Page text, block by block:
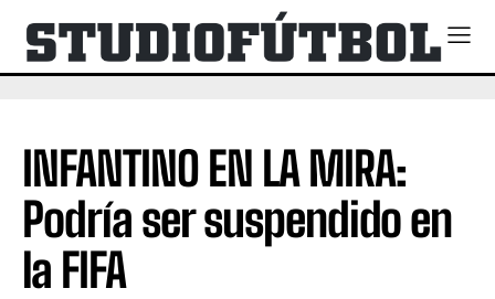
INFANTINO EN LA MIRA:
Podría ser suspendido en
la FIFA